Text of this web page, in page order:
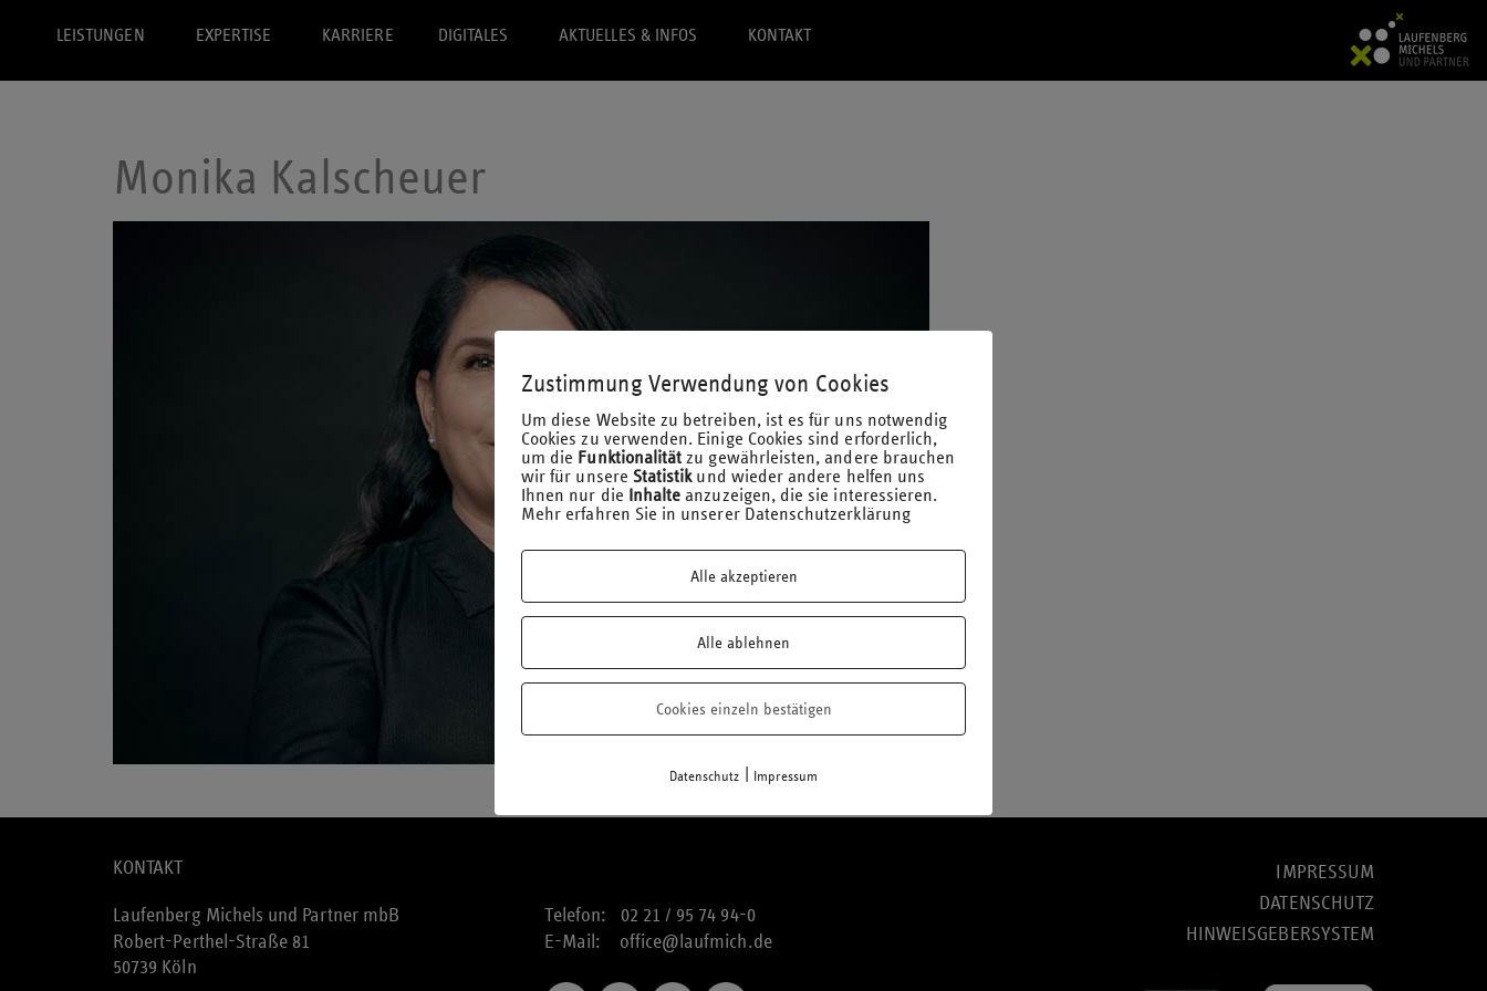
LEISTUNGEN EXPERTISE KARRIERE DIGITALES AKTUELLES & INFOS KONTAKT
Monika Kalscheuer
KONTAKT
Laufenberg Michels und Partner mbB
Robert-Perthel-Straße 81
50739 Köln
Telefon: 02 21 / 95 74 94-0
E-Mail: office@laufmich.de
IMPRESSUM
DATENSCHUTZ
HINWEISGEBERSYSTEM
Zustimmung Verwendung von Cookies
Um diese Website zu betreiben, ist es für uns notwendig
Cookies zu verwenden. Einige Cookies sind erforderlich,
um die Funktionalität zu gewährleisten, andere brauchen
wir für unsere Statistikund wieder andere helfen uns
Ihnen nur die Inhalte anzuzeigen, die sie interessieren.
Mehr erfahren Sie in unserer Datenschutzerklärung
Alle akzeptieren
Alle ablehnen
Cookies einzeln bestätigen
Datenschutz | Impressum